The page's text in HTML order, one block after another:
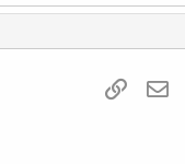
WhatsAppדואר אלקטרוני